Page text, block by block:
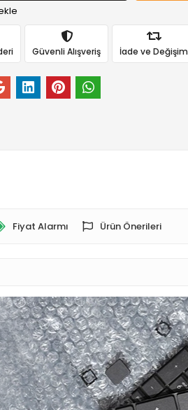
Güvenli Alışveriş İade ve Değişim
Fiyat Alarmı Ürün Önerileri